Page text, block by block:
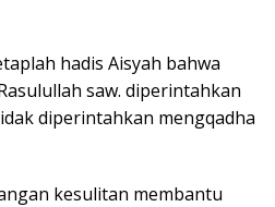
hadis Aisyah bahwa
saw. diperintahkan
diperintahkan mengqadha
kesulitan membantu